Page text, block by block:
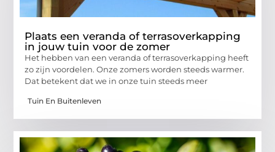
Plaats een veranda of terrasoverkapping
in jouw tuin voor de zomer
Het hebben van een veranda of terrasoverkapping heeft
zo zijn voordelen. Onze zomers worden steeds warmer.
Dat betekent dat we in onze tuin steeds meer
Tuin En Buitenleven